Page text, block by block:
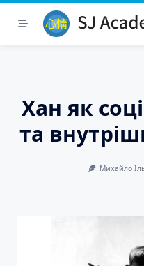
Skip
Хан як
та
Михайло